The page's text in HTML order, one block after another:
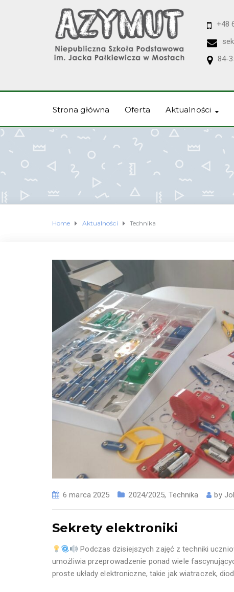
+48
84-
Strona główna Oferta Aktualności
Home Aktualności Technika
6 marca 2025 2024/2025, Technika by
Sekrety elektroniki
Podczas dzisiejszych zajęć z techniki
umożliwia przeprowadzenie ponad wiele
proste układy elektroniczne, takie jak wiatraczek,